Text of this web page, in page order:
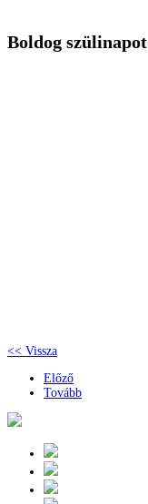
Boldog szülinapot
<< Vissza
Előző
Tovább